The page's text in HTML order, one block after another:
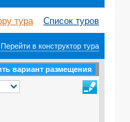
тура Список туров
Перейти в конструктор тура
вариант размещения